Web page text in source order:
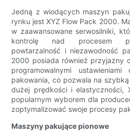
Jedną z wiodących maszyn
rynku jest XYZ Flow Pack 2000.
w zaawansowane serwosilniki,
kontrolę nad procesem
powtarzalność i niezawodność
2000 posiada również przyjazny
programowalnymi
pakowania, co pozwala na
dużej prędkości i elastyczności,
popularnym wyborem dla
zoptymalizować swoje procesy
Maszyny pakujące pionowe